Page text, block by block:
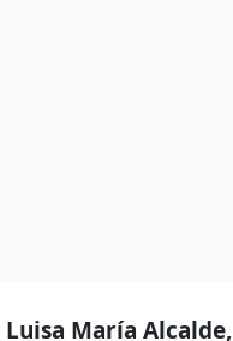
Luisa María Alcalde,